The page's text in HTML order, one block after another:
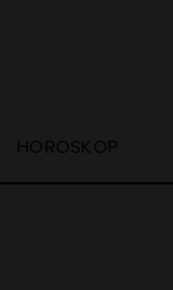
HOROSKOP